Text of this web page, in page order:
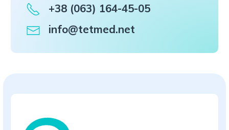
+38 (063) 164-45-05
info@tetmed.net